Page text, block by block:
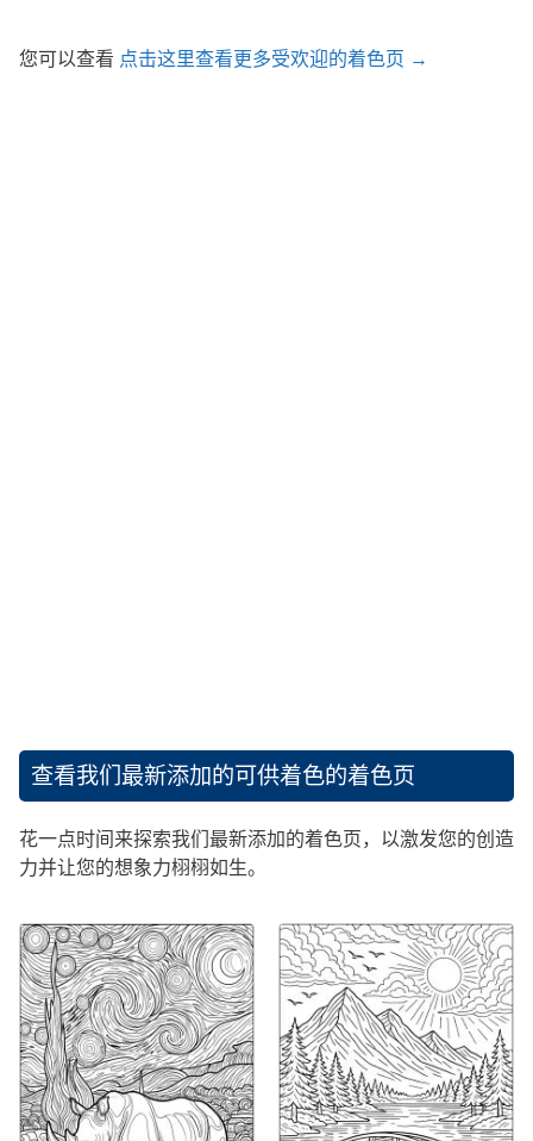
您可以查看 点击这里查看更多受欢迎的着色页 →
查看我们最新添加的可供着色的着色页
花一点时间来探索我们最新添加的着色页，以激发您的创造
力并让您的想象力栩栩如生。